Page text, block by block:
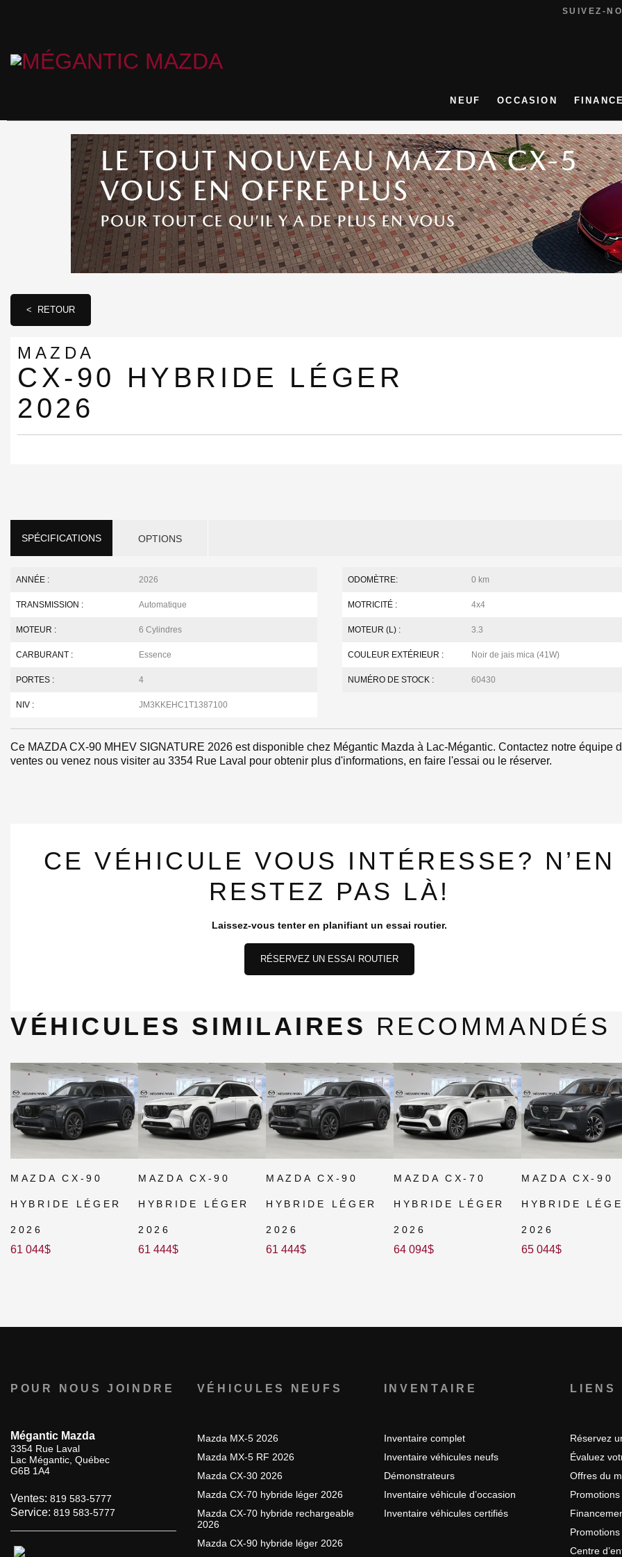
SUIVEZ-
NEUF OCCASION
< RETOUR
MAZDA
CX-90 HYBRIDE LÉGER
2026
SPÉCIFICATIONS OPTIONS
ANNÉE : 2026 ODOMÈTRE: 0 km
TRANSMISSION : Automatique MOTRICITÉ : 4x4
MOTEUR : 6 Cylindres MOTEUR (L) : 3.3
CARBURANT : Essence COULEUR EXTÉRIEUR : Noir de jais mica (41W)
PORTES : 4 NUMÉRO DE STOCK : 60430
NIV : JM3KKEHC1T1387100
Ce MAZDA CX-90 MHEV SIGNATURE 2026 est disponible chez Mégantic Mazda à Lac-Mégantic. Contactez notre équipe
ventes ou venez nous visiter au 3354 Rue Laval pour obtenir plus d'informations, en faire l'essai ou le réserver.
CE VÉHICULE VOUS INTÉRESSE? N’EN
RESTEZ PAS LÀ!
Laissez-vous tenter en planifiant un essai routier.
RÉSERVEZ UN ESSAI ROUTIER
VÉHICULES SIMILAIRES RECOMMANDÉS
MAZDA CX-90
HYBRIDE LÉGER
2026
61 044$
MAZDA CX-90
HYBRIDE LÉGER
2026
61 444$
MAZDA CX-90
HYBRIDE LÉGER
2026
61 444$
MAZDA CX-70
HYBRIDE LÉGER
2026
64 094$
MAZDA CX-90
HYBRIDE
2026
65 044$
POUR NOUS JOINDRE
Mégantic Mazda
3354 Rue Laval
Lac Mégantic, Québec
G6B 1A4
Ventes: 819 583-5777
Service: 819 583-5777
VÉHICULES NEUFS
Mazda MX-5 2026
Mazda MX-5 RF 2026
Mazda CX-30 2026
Mazda CX-70 hybride léger 2026
Mazda CX-70 hybride rechargeable
2026
Mazda CX-90 hybride léger 2026
INVENTAIRE
Inventaire complet
Inventaire véhicules neufs
Démonstrateurs
Inventaire véhicule d’occasion
Inventaire véhicules certifiés
LIENS
Réservez
Évaluez
Offres du
Centre